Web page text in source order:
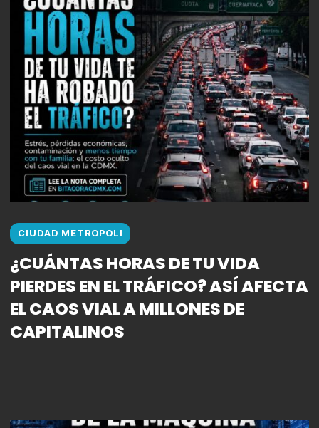
CIUDAD METROPOLI
¿CUÁNTAS HORAS DE TU VIDA
PIERDES EN EL TRÁFICO? ASÍ AFECTA
EL CAOS VIAL A MILLONES DE
CAPITALINOS